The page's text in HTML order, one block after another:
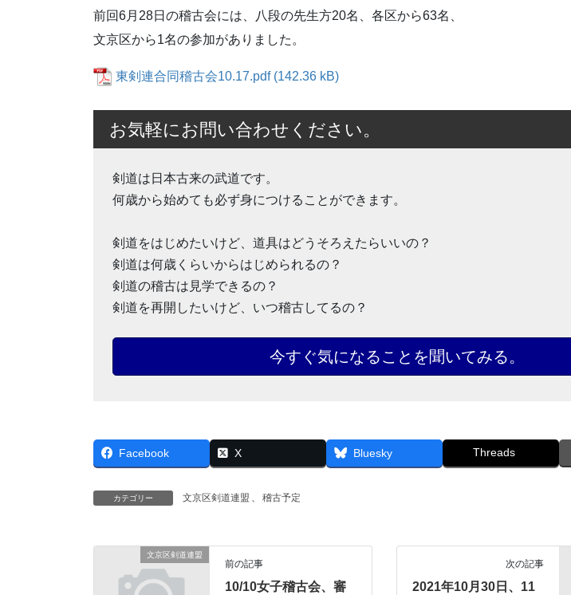
前回6月28日の稽古会には、八段の先生方20名、各区から63名、
文京区から1名の参加がありました。
東剣連合同稽古会10.17.pdf
お気軽にお問い合わせください。
剣道は日本古来の武道です。
何歳から始めても必ず身につけることができます。
剣道をはじめたいけど、道具はどうそろえたらいいの？
剣道は何歳くらいからはじめられるの？
剣道の稽古は見学できるの？
剣道を再開したいけど、いつ稽古してるの？
今すぐ気になることを聞いてみる。
Facebook X Bluesky Threads
カテゴリー 文京区剣道連盟 、 稽古予定
文京区剣道連盟
前の記事
10/10女子稽古会、審
次の記事
2021年10月30日、11